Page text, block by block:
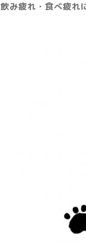
飲み疲れ・食べ疲れ